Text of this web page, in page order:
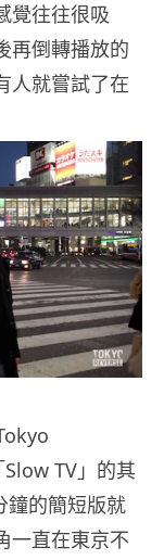
覺往往很吸
再倒轉播放的
人就嘗試了在
TV」的其
鐘的簡短版就
一直在東京不